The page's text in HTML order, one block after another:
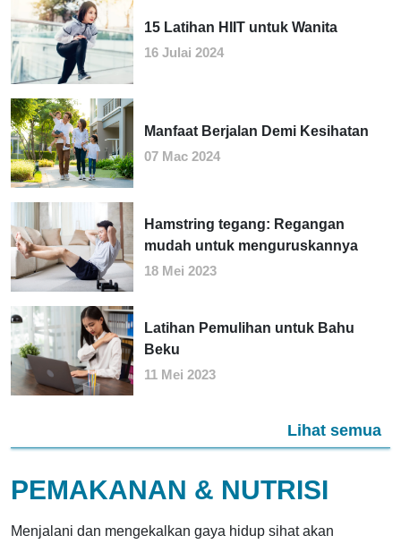
15 Latihan HIIT untuk Wanita
16 Julai 2024
Manfaat Berjalan Demi Kesihatan
07 Mac 2024
Hamstring tegang: Regangan
mudah untuk menguruskannya
18 Mei 2023
Latihan Pemulihan untuk Bahu
Beku
11 Mei 2023
Lihat semua
PEMAKANAN & NUTRISI
Menjalani dan mengekalkan gaya hidup sihat akan